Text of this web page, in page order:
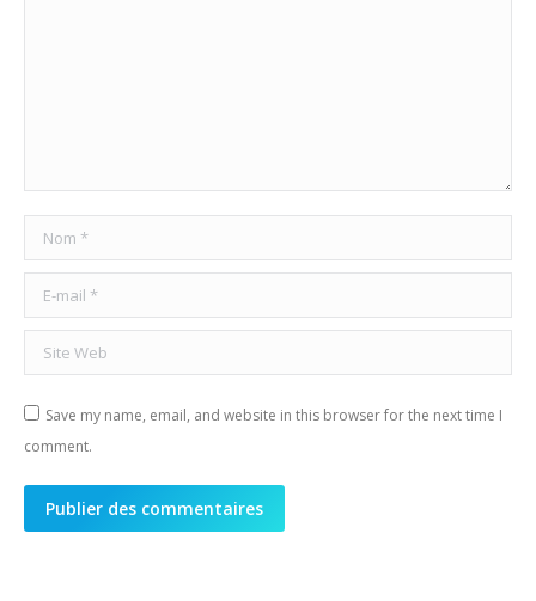
Nom *
E-mail *
Site Web
Save my name, email, and website in this browser for the next time I
comment.
Publier des commentaires